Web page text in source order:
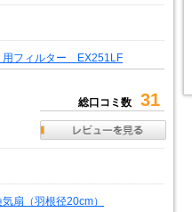
フィルター EX251LF
総口コミ数 31
（羽根径20cm）